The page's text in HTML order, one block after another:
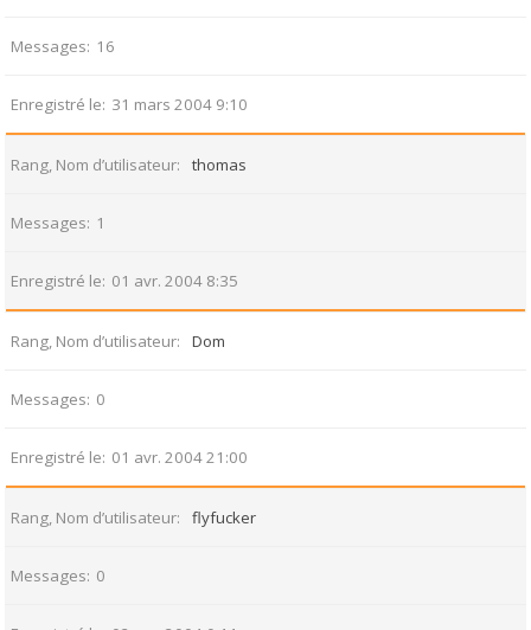
Messages 16
Enregistré le 31 mars 2004 9:10
Rang, Nom d’utilisateur thomas
Messages 1
Enregistré le 01 avr. 2004 8:35
Rang, Nom d’utilisateur Dom
Messages 0
Enregistré le 01 avr. 2004 21:00
Rang, Nom d’utilisateur flyfucker
Messages 0